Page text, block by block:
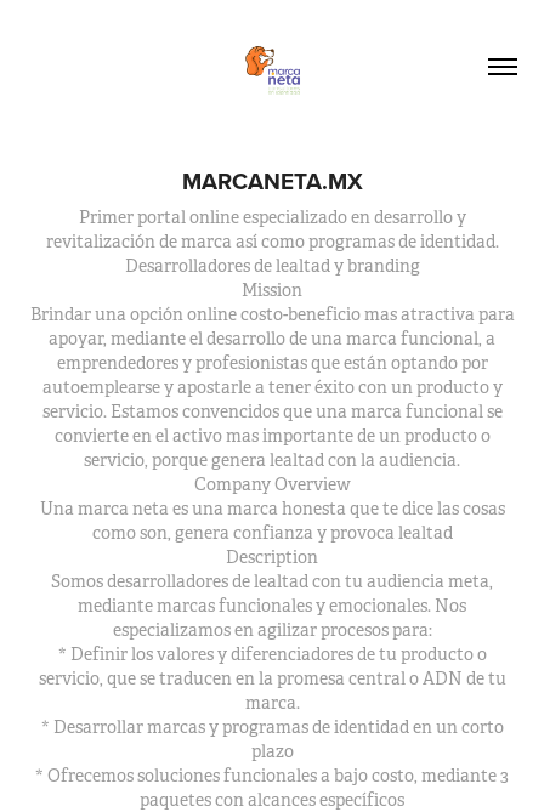
MARCANETA.MX
Primer portal online especializado en desarrollo y
revitalización de marca así como programas de identidad.
Desarrolladores de lealtad y branding
Mission
Brindar una opción online costo-beneficio mas atractiva para
apoyar, mediante el desarrollo de una marca funcional, a
emprendedores y profesionistas que están optando por
autoemplearse y apostarle a tener éxito con un producto y
servicio. Estamos convencidos que una marca funcional se
convierte en el activo mas importante de un producto o
servicio, porque genera lealtad con la audiencia.
Company Overview
Una marca neta es una marca honesta que te dice las cosas
como son, genera confianza y provoca lealtad
Description
Somos desarrolladores de lealtad con tu audiencia meta,
mediante marcas funcionales y emocionales. Nos
especializamos en agilizar procesos para:
* Definir los valores y diferenciadores de tu producto o
servicio, que se traducen en la promesa central o ADN de tu
marca.
* Desarrollar marcas y programas de identidad en un corto
plazo
* Ofrecemos soluciones funcionales a bajo costo, mediante 3
paquetes con alcances específicos